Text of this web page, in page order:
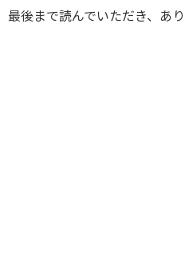
最後まで読んでいただき、あ